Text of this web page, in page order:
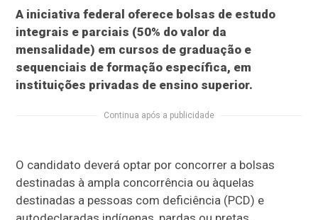
A iniciativa federal oferece bolsas de estudo
integrais e parciais (50% do valor da
mensalidade) em cursos de graduação e
sequenciais de formação específica, em
instituições privadas de ensino superior.
Continua após a publicidade
O candidato deverá optar por concorrer a bolsas
destinadas à ampla concorrência ou àquelas
destinadas a pessoas com deficiência (PCD) e